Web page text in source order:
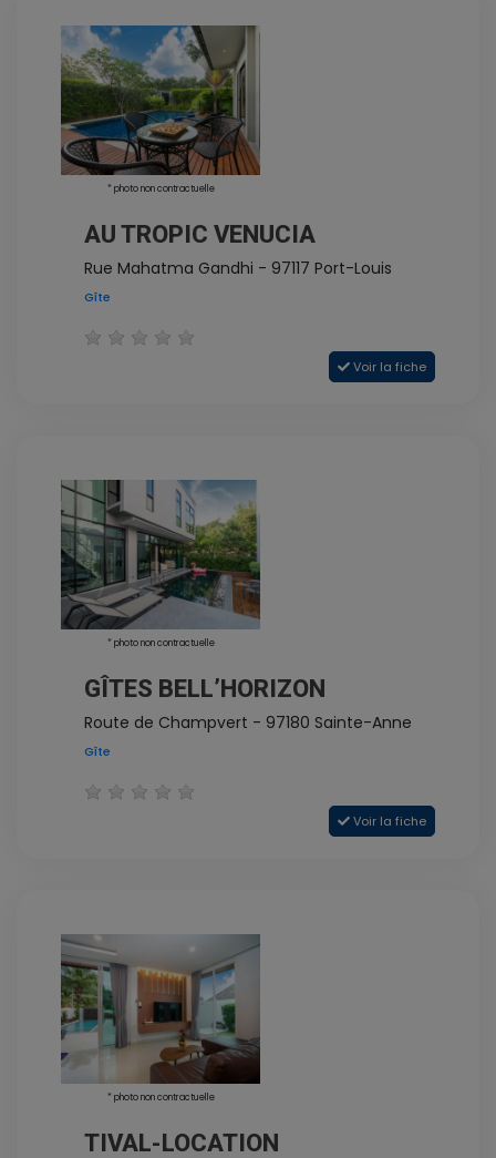
* photo non contractuelle
AU TROPIC VENUCIA
Rue Mahatma Gandhi - 97117 Port-Louis
Gîte
Voir la fiche
* photo non contractuelle
GÎTES BELL’HORIZON
Route de Champvert - 97180 Sainte-Anne
Gîte
Voir la fiche
* photo non contractuelle
TIVAL-LOCATION